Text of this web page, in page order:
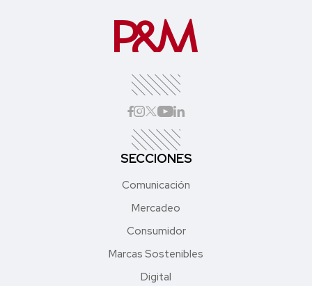
SECCIONES
Comunicación
Mercadeo
Consumidor
Marcas Sostenibles
Digital